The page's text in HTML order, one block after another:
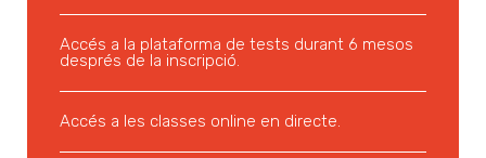
Accés a la plataforma de tests durant 6 mesos
després de la inscripció.
Accés a les classes online en directe.